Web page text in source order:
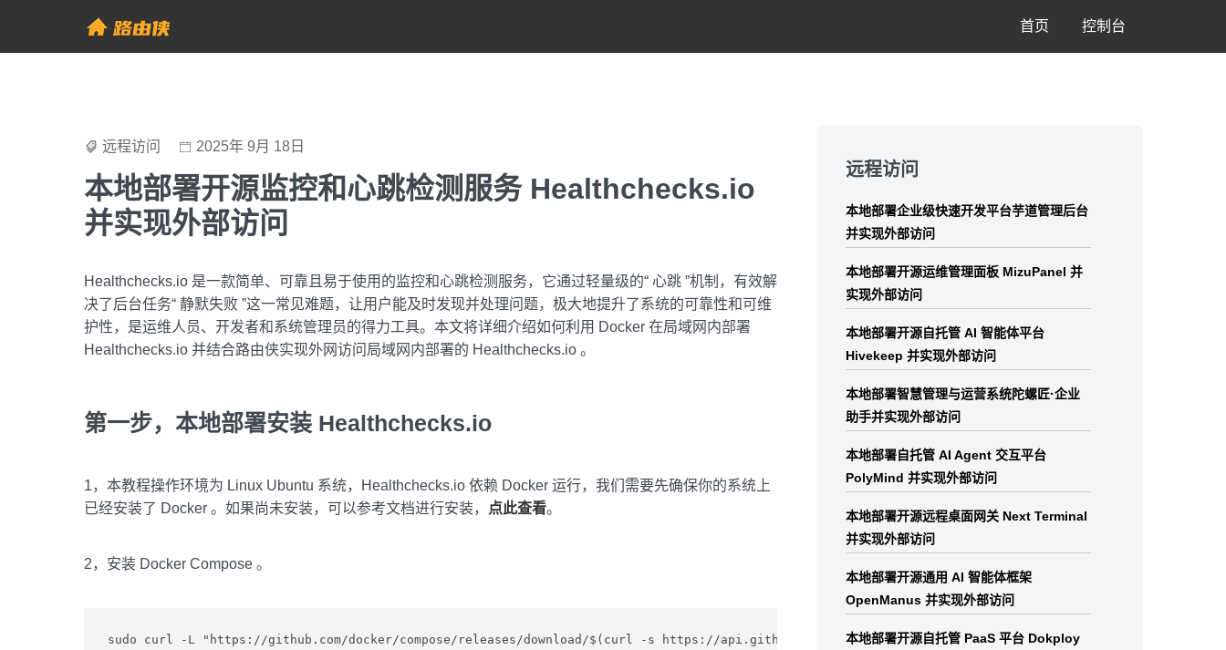
content
帮助中心 - 路由侠
首页 控制台
远程访问 2025年 9月 18日
本地部署开源监控和心跳检测服务 Healthchecks.io
并实现外部访问
Healthchecks.io 是一款简单、可靠且易于使用的监控和心跳检测服务，它通过轻量级的“ 心跳 ”机制，有效解
决了后台任务“ 静默失败 ”这一常见难题，让用户能及时发现并处理问题，极大地提升了系统的可靠性和可维
护性，是运维人员、开发者和系统管理员的得力工具。本文将详细介绍如何利用 Docker 在局域网内部署
Healthchecks.io 并结合路由侠实现外网访问局域网内部署的 Healthchecks.io 。
第一步，本地部署安装 Healthchecks.io
1，本教程操作环境为 Linux Ubuntu 系统，Healthchecks.io 依赖 Docker 运行，我们需要先确保你的系统上
已经安装了 Docker 。如果尚未安装，可以参考文档进行安装，
点此查看。
2，安装 Docker Compose 。
sudo curl -L "https://github.com/docker/compose/releases/download/$(curl -s https://api.github.com/repos/docker/compose/releases/latest | grep -Po
footer
远程访问
本地部署企业级快速开发平台芋道管理后台
并实现外部访问
本地部署开源运维管理面板 MizuPanel 并
实现外部访问
本地部署开源自托管 AI 智能体平台
Hivekeep 并实现外部访问
本地部署智慧管理与运营系统陀螺匠·企业
助手并实现外部访问
本地部署自托管 AI Agent 交互平台
PolyMind 并实现外部访问
本地部署开源远程桌面网关 Next Terminal
并实现外部访问
本地部署开源通用 AI 智能体框架
OpenManus 并实现外部访问
本地部署开源自托管 PaaS 平台 Dokploy